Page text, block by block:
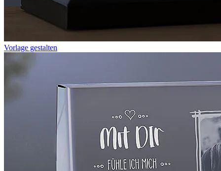
Vorlage gestalten